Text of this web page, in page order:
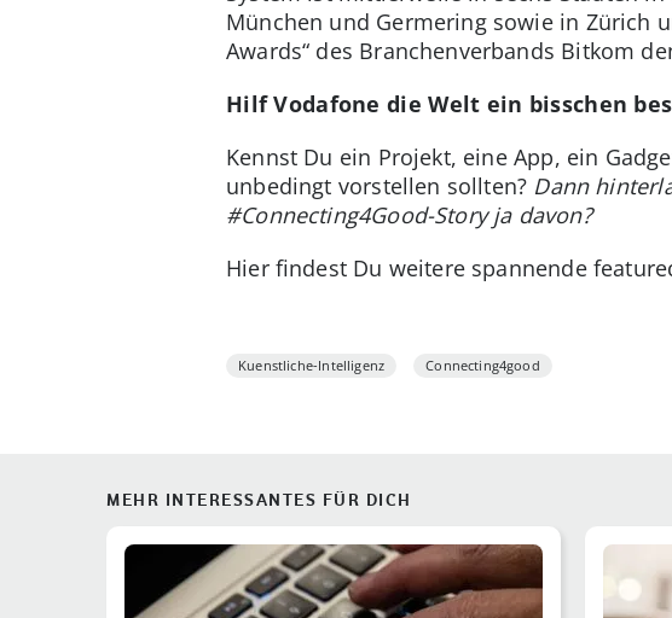
München und Germering sowie in Zürich
Awards“ des Branchenverbands Bitkom
Hilf Vodafone die Welt ein bisschen
Kennst Du ein Projekt, eine App, ein
unbedingt vorstellen sollten? Dann
#Connecting4Good-Story ja davon?
Hier findest Du weitere spannende
Kuenstliche-Intelligenz Connecting4good
MEHR INTERESSANTES FÜR DICH